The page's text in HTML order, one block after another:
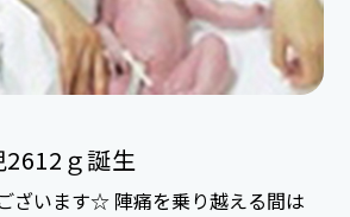
ｇ誕生
痛を乗り越える間は